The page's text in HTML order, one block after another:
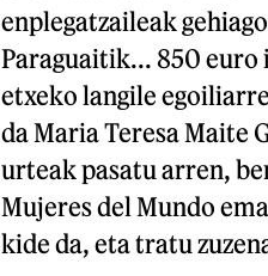
enplegatzaileak
Paraguaitik... 850 euro
etxeko langile
da Maria Teresa Maite
urteak pasatu arren,
Mujeres del Mundo
kide da, eta tratu